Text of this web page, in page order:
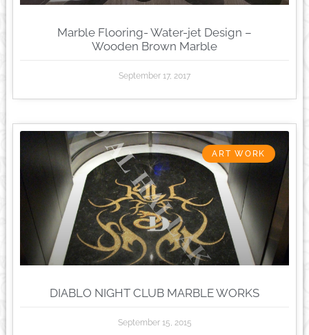
Marble Flooring- Water-jet Design –
Wooden Brown Marble
September 17, 2017
ART WORK
DIABLO NIGHT CLUB MARBLE WORKS
September 15, 2015